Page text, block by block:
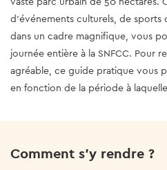
d'événements culturels, de sports
dans un cadre magnifique, vous
journée entière à la SNFCC. Pour
agréable, ce guide pratique vous
en fonction de la période à
Comment s'y rendre ?